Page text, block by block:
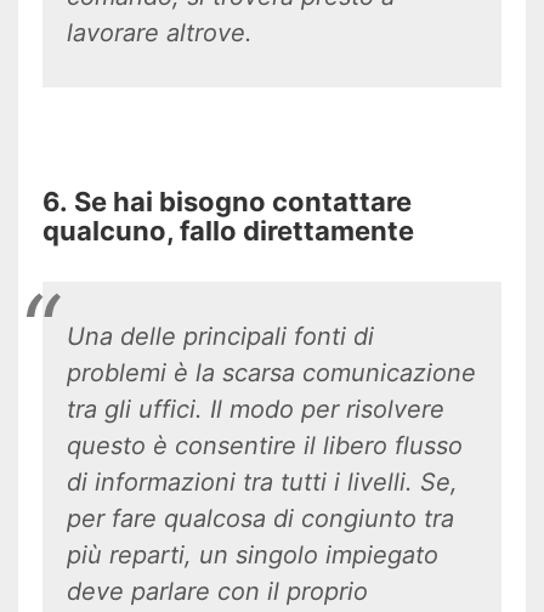
lavorare altrove.
6. Se hai bisogno contattare
qualcuno, fallo direttamente
Una delle principali fonti di
problemi è la scarsa comunicazione
tra gli uffici. Il modo per risolvere
questo è consentire il libero flusso
di informazioni tra tutti i livelli. Se,
per fare qualcosa di congiunto tra
più reparti, un singolo impiegato
deve parlare con il proprio